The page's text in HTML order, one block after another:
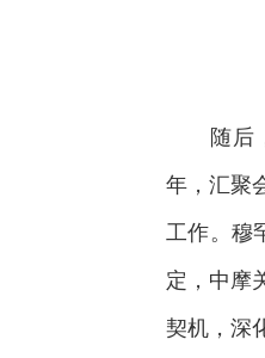
随后，
年，汇聚
工作。穆
定，中摩
契机，深